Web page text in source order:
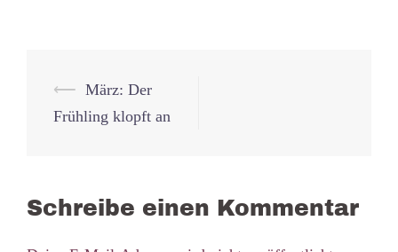
Beitrags-
Navigation
⟵ März: Der
Frühling klopft an
Schreibe einen Kommentar